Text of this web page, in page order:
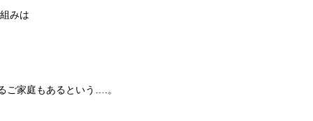
みは
ご家庭もあるという….。